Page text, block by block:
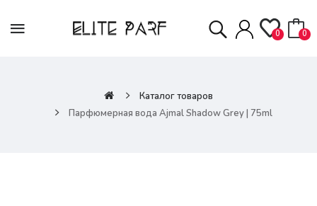
0 0
Каталог товаров
Парфюмерная вода Ajmal Shadow Grey | 75ml